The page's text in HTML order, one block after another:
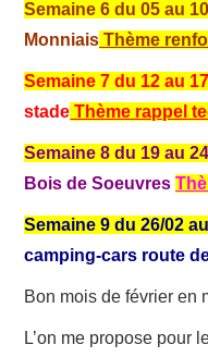
RUNNING
TRAIL
MARCHE NORDIQUE
FITNESS
Semaine 6 du 05 au
Monniais Thème
Semaine 7 du 12 au
stade Thème rappel
Semaine 8 du 19 au
Bois de Soeuvres
Semaine 9 du 26/02
camping-cars route
Bon mois de février en
L’on me propose pour